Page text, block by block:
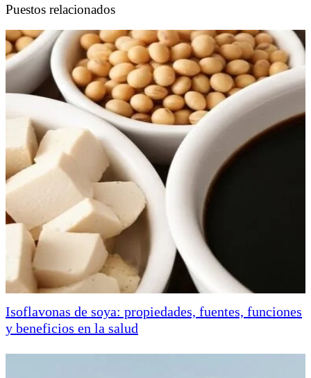
Puestos relacionados
Isoflavonas de soya: propiedades, fuentes, funciones
y beneficios en la salud